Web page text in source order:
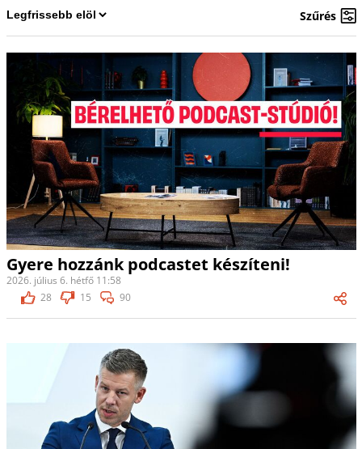
Szűrés
Gyere hozzánk podcastet készíteni!
2026. július 6. hétfő 11:58
28
15 90